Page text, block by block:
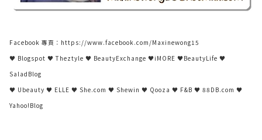
Facebook 專頁： https://www.facebook.com/Maxinewong15
♥ Blogspot ♥ Theztyle ♥ BeautyExchange ♥iMORE ♥BeautyLife ♥
SaladBlog
♥ Ubeauty ♥ ELLE ♥ She.com ♥ Shewin ♥ Qooza ♥ F&B ♥ 88DB.com ♥
Yahoo!Blog